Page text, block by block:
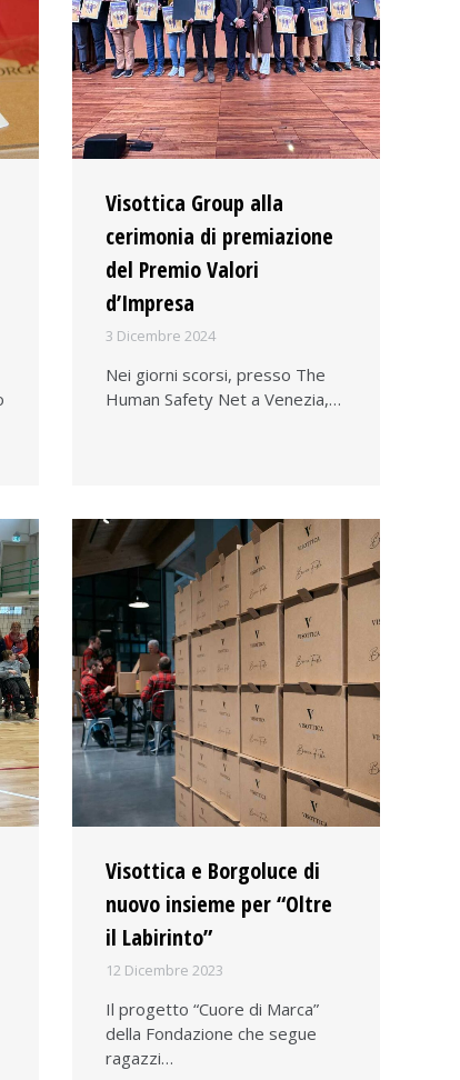
Visottica Group alla
cerimonia di premiazione
del Premio Valori
d’Impresa
3 Dicembre 2024
Nei giorni scorsi, presso The
Human Safety Net a Venezia,…
Visottica e Borgoluce di
nuovo insieme per “Oltre
il Labirinto”
12 Dicembre 2023
Il progetto “Cuore di Marca”
della Fondazione che segue
ragazzi…